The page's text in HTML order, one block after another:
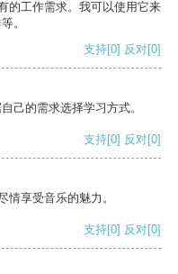
的工作需求。我可以使用它来
。
支持[0] 反对[0]
己的需求选择学习方式。
支持[0] 反对[0]
情享受音乐的魅力。
支持[0] 反对[0]